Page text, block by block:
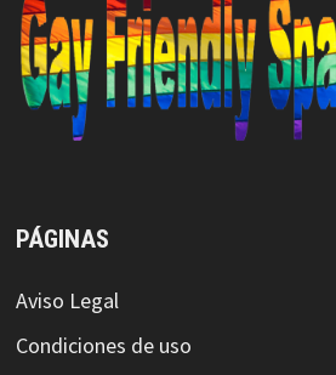
PÁGINAS
Aviso Legal
Condiciones de uso